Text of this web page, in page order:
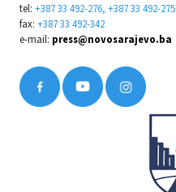
tel: +387 33 492-276, +387 33 492-275
fax: +387 33 492-342
e-mail: press@novosarajevo.ba